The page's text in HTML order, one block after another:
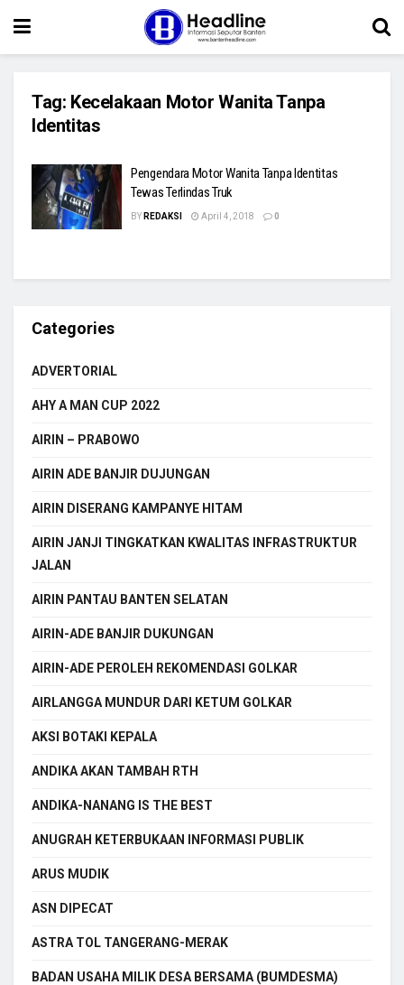
Tag: Kecelakaan Motor Wanita Tanpa
Identitas
Pengendara Motor Wanita Tanpa Identitas
Tewas Terlindas Truk
BY REDAKSI April 4, 2018 0
Categories
ADVERTORIAL
AHY A MAN CUP 2022
AIRIN – PRABOWO
AIRIN ADE BANJIR DUJUNGAN
AIRIN DISERANG KAMPANYE HITAM
AIRIN JANJI TINGKATKAN KWALITAS INFRASTRUKTUR
JALAN
AIRIN PANTAU BANTEN SELATAN
AIRIN-ADE BANJIR DUKUNGAN
AIRIN-ADE PEROLEH REKOMENDASI GOLKAR
AIRLANGGA MUNDUR DARI KETUM GOLKAR
AKSI BOTAKI KEPALA
ANDIKA AKAN TAMBAH RTH
ANDIKA-NANANG IS THE BEST
ANUGRAH KETERBUKAAN INFORMASI PUBLIK
ARUS MUDIK
ASN DIPECAT
ASTRA TOL TANGERANG-MERAK
BADAN USAHA MILIK DESA BERSAMA (BUMDESMA)